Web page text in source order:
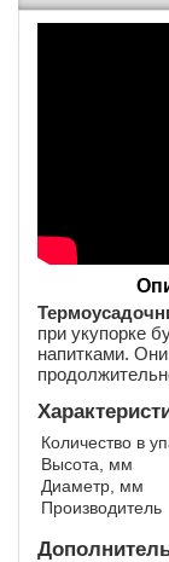
при укупорке
напитками.
Количество в
Высота, мм
Диаметр, мм
Производитель